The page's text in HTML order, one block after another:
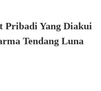
Pribadi Yang Diakui
Tendang Luna